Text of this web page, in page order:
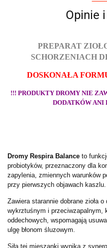
Opinie
PREPARAT
SCHORZENIACH
DOSKONAŁA
!!! PRODUKTY DROMY NIE
DODATKÓW ANI
Dromy Respira Balance to
probiotyków, przeznaczony dla
zapylenia, zmiennych warunków
przy pierwszych objawach kaszlu.
Zawiera starannie dobrane zioła o
wykrztuśnym i przeciwzapalnym,
oddechowych, wspomagają
ulgę błonom śluzowym.
Siła tej mieszanki wynika z